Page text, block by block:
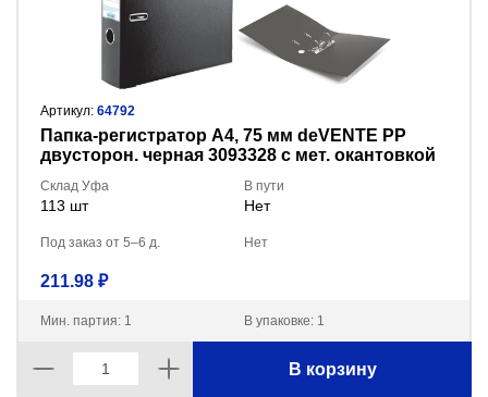
Артикул: 64792
Пaпка-регистратор А4, 75 мм deVENTE PP
двусторон. черная 3093328 с мет. окантовкой
Склад Уфа
113 шт
В пути
Нет
Под заказ от 5–6 д. Нет
211.98 ₽
Мин. партия: 1 В упаковке: 1
В корзину